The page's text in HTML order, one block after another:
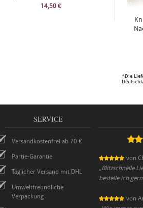
14,50 €
*Die
SERVICE
Versandkostenfrei ab 70 €
Partie-Garantie
Täglicher Versand mit DHL
Umweltfreundliche
Verpackung
von
„Blitzschnelle
bestelle ich
von